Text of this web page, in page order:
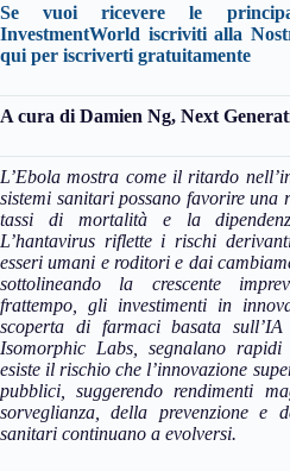
Se vuoi ricevere le
InvestmentWorld iscriviti alla
qui per iscriverti gratuitamente
A cura di Damien Ng, Next
L’Ebola mostra come il ritardo
sistemi sanitari possano favorire
tassi di mortalità e la
L’hantavirus riflette i rischi
esseri umani e roditori e dai
sottolineando la crescente
frattempo, gli investimenti in
scoperta di farmaci basata
Isomorphic Labs, segnalano rapidi
esiste il rischio che l’innovazione
pubblici, suggerendo rendimenti
sorveglianza, della prevenzione e
sanitari continuano a evolversi.